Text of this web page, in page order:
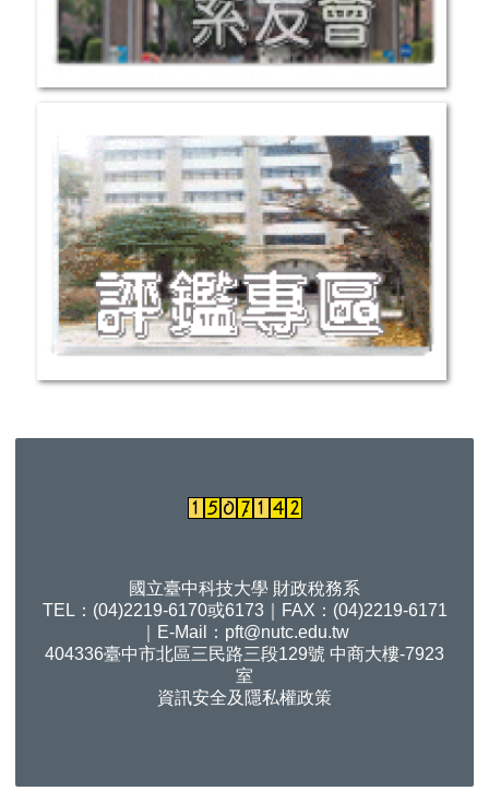
國立臺中科技大學 財政稅務系
TEL：(04)2219-6170或6173｜FAX：(04)2219-6171
｜E-Mail： pft@nutc.edu.tw
404336臺中市北區三民路三段129號 中商大樓-7923
室
資訊安全及隱私權政策